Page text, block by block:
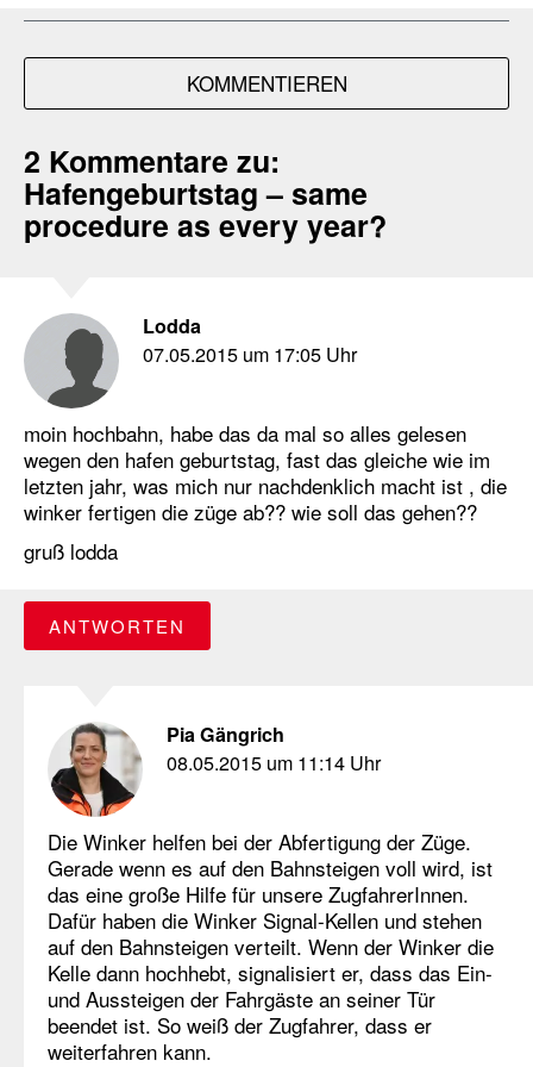
KOMMENTIEREN
2 Kommentare zu:
Hafengeburtstag – same
procedure as every year?
Lodda
07.05.2015 um 17:05 Uhr
moin hochbahn, habe das da mal so alles gelesen
wegen den hafen geburtstag, fast das gleiche wie im
letzten jahr, was mich nur nachdenklich macht ist , die
winker fertigen die züge ab?? wie soll das gehen??
gruß lodda
ANTWORTEN
Pia Gängrich
08.05.2015 um 11:14 Uhr
Die Winker helfen bei der Abfertigung der Züge.
Gerade wenn es auf den Bahnsteigen voll wird, ist
das eine große Hilfe für unsere ZugfahrerInnen.
Dafür haben die Winker Signal-Kellen und stehen
auf den Bahnsteigen verteilt. Wenn der Winker die
Kelle dann hochhebt, signalisiert er, dass das Ein-
und Aussteigen der Fahrgäste an seiner Tür
beendet ist. So weiß der Zugfahrer, dass er
weiterfahren kann.